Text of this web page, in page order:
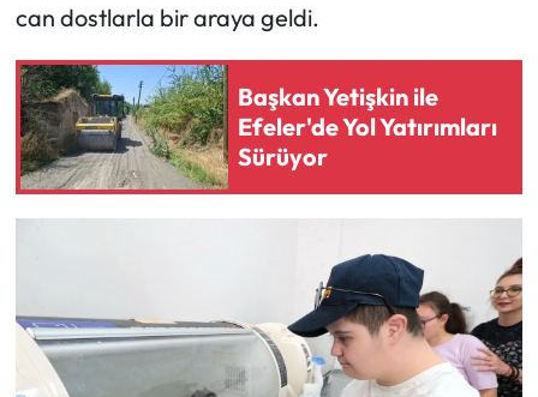
can dostlarla bir araya geldi.
Başkan Yetişkin ile
Efeler'de Yol Yatırımları
Sürüyor